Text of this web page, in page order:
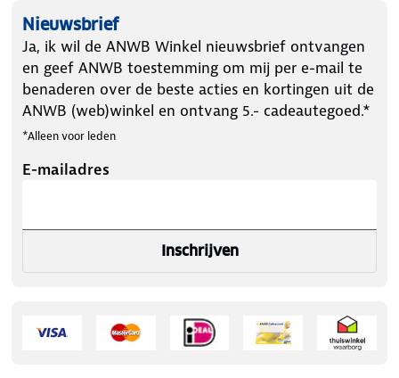
Nieuwsbrief
Ja, ik wil de ANWB Winkel nieuwsbrief ontvangen
en geef ANWB toestemming om mij per e-mail te
benaderen over de beste acties en kortingen uit de
ANWB (web)winkel en ontvang 5.- cadeautegoed.*
*Alleen voor leden
E-mailadres
Inschrijven